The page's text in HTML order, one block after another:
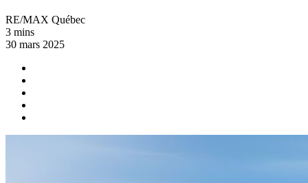
RE/MAX Québec
3 mins
30 mars 2025